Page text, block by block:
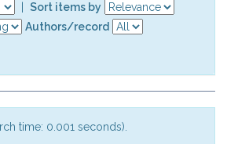
Sort items by
Authors/record
time: 0.001 seconds).